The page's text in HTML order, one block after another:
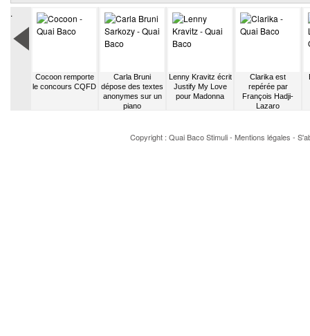
.
Cocoon remporte
le concours CQFD
Carla Bruni
dépose des textes
anonymes sur un
piano
Lenny Kravitz écrit
Justify My Love
pour Madonna
Clarika est
repérée par
François Hadji-
Lazaro
Copyright : Quai BacoStimuli- Mentions légales -